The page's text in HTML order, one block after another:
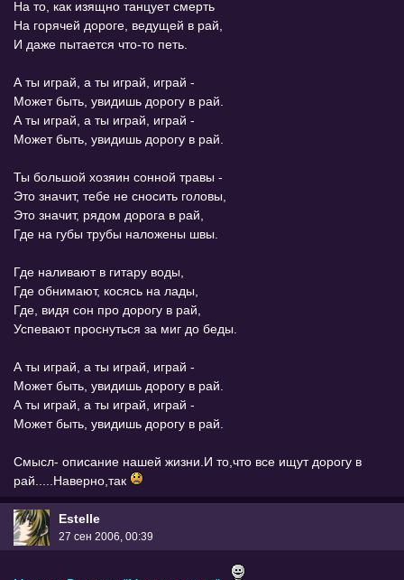
На то, как изящно танцует смерть
На горячей дороге, ведущей в рай,
И даже пытается что-то петь.
А ты играй, а ты играй, играй -
Может быть, увидишь дорогу в рай.
А ты играй, а ты играй, играй -
Может быть, увидишь дорогу в рай.
Ты большой хозяин сонной травы -
Это значит, тебе не сносить головы,
Это значит, рядом дорога в рай,
Где на губы трубы наложены швы.
Где наливают в гитару воды,
Где обнимают, косясь на лады,
Где, видя сон про дорогу в рай,
Успевают проснуться за миг до беды.
А ты играй, а ты играй, играй -
Может быть, увидишь дорогу в рай.
А ты играй, а ты играй, играй -
Может быть, увидишь дорогу в рай.
Смысл- описание нашей жизни.И то,что все ищут дорогу в
рай.....Наверно,так
Estelle
27 сен 2006, 00:39